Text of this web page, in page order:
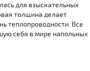
для взыскательных
толщина делает
теплопроводности. Все
себя в мире напольных